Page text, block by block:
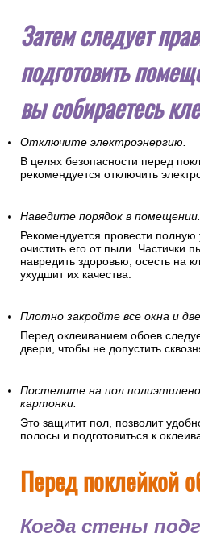
Затем следует
подготовить
вы собираетесь
Отключите электроэнергию.
В целях безопасности перед
рекомендуется отключить
Наведите порядок в помещении.
Рекомендуется провести
очистить его от пыли. Частички
навредить здоровью, осесть на
ухудшит их качества.
Плотно закройте все окна и
Перед оклеиванием обоев
двери, чтобы не допустить
Постелите на пол
картонки.
Это защитит пол, позволит
полосы и подготовиться к
Перед поклейкой
Когда стены